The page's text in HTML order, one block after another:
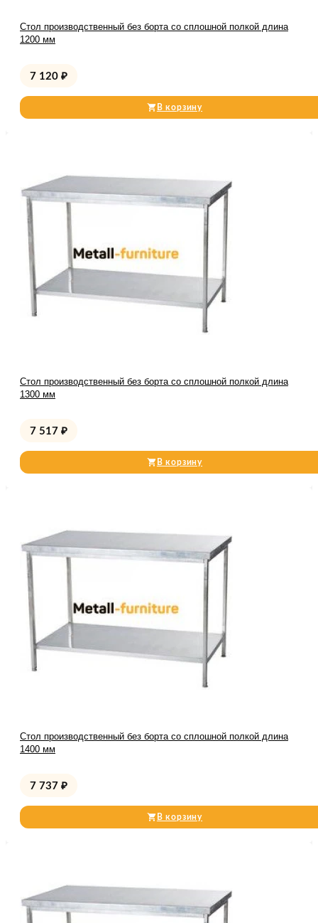
Стол производственный без борта со сплошной полкой длина
1200 мм
7 120 ₽
В корзину
Стол производственный без борта со сплошной полкой длина
1300 мм
7 517 ₽
В корзину
Стол производственный без борта со сплошной полкой длина
1400 мм
7 737 ₽
В корзину